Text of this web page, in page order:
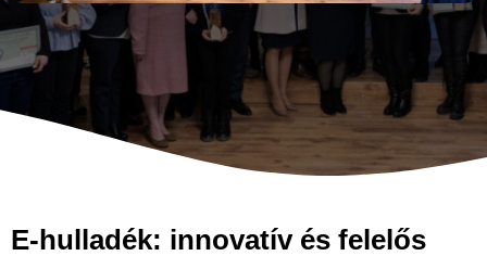
E-hulladék: innovatív és felelős